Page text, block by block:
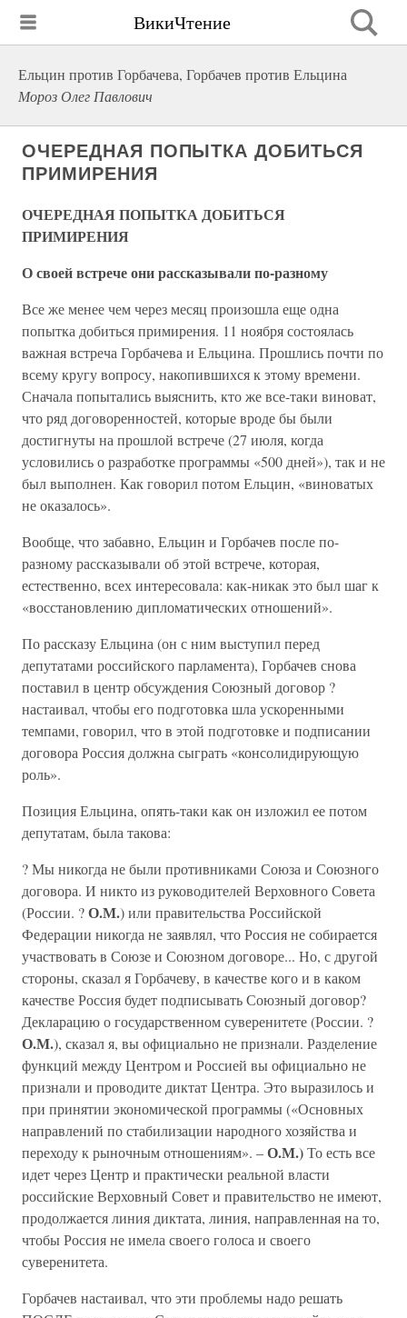
ВикиЧтение
Ельцин против Горбачева, Горбачев против Ельцина
Мороз Олег Павлович
ОЧЕРЕДНАЯ ПОПЫТКА ДОБИТЬСЯ
ПРИМИРЕНИЯ
ОЧЕРЕДНАЯ ПОПЫТКА ДОБИТЬСЯ
ПРИМИРЕНИЯ
О своей встрече они рассказывали по-разному
Все же менее чем через месяц произошла еще одна
попытка добиться примирения. 11 ноября состоялась
важная встреча Горбачева и Ельцина. Прошлись почти по
всему кругу вопросу, накопившихся к этому времени.
Сначала попытались выяснить, кто же все-таки виноват,
что ряд договоренностей, которые вроде бы были
достигнуты на прошлой встрече (27 июля, когда
условились о разработке программы «500 дней»), так и не
был выполнен. Как говорил потом Ельцин, «виноватых
не оказалось».
Вообще, что забавно, Ельцин и Горбачев после по-
разному рассказывали об этой встрече, которая,
естественно, всех интересовала: как-никак это был шаг к
«восстановлению дипломатических отношений».
По рассказу Ельцина (он с ним выступил перед
депутатами российского парламента), Горбачев снова
поставил в центр обсуждения Союзный договор ?
настаивал, чтобы его подготовка шла ускоренными
темпами, говорил, что в этой подготовке и подписании
договора Россия должна сыграть «консолидирующую
роль».
Позиция Ельцина, опять-таки как он изложил ее потом
депутатам, была такова:
? Мы никогда не были противниками Союза и Союзного
договора. И никто из руководителей Верховного Совета
(России. ?О.М.) или правительства Российской
Федерации никогда не заявлял, что Россия не собирается
участвовать в Союзе и Союзном договоре... Но, с другой
стороны, сказал я Горбачеву, в качестве кого и в каком
качестве Россия будет подписывать Союзный договор?
Декларацию о государственном суверенитете (России. ?
О.М.), сказал я, вы официально не признали. Разделение
функций между Центром и Россией вы официально не
признали и проводите диктат Центра. Это выразилось и
при принятии экономической программы («Основных
направлений по стабилизации народного хозяйства и
переходу к рыночным отношениям». –О.М.)То есть все
идет через Центр и практически реальной власти
российские Верховный Совет и правительство не имеют,
продолжается линия диктата, линия, направленная на то,
чтобы Россия не имела своего голоса и своего
суверенитета.
Горбачев настаивал, что эти проблемы надо решать